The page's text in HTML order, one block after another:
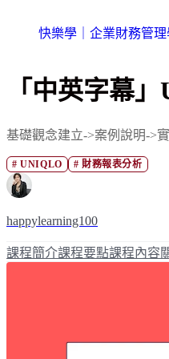
快樂學｜企業財務管
「中英字幕
基礎觀念建立->案例說明->
#UNIQLO #財務報表分析
happylearning100
課程簡介課程要點課程內容